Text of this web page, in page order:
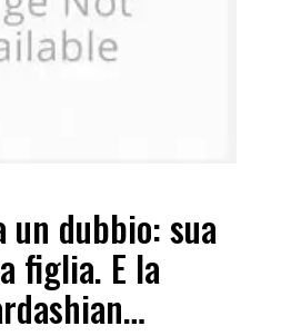
un dubbio: sua
figlia. E la